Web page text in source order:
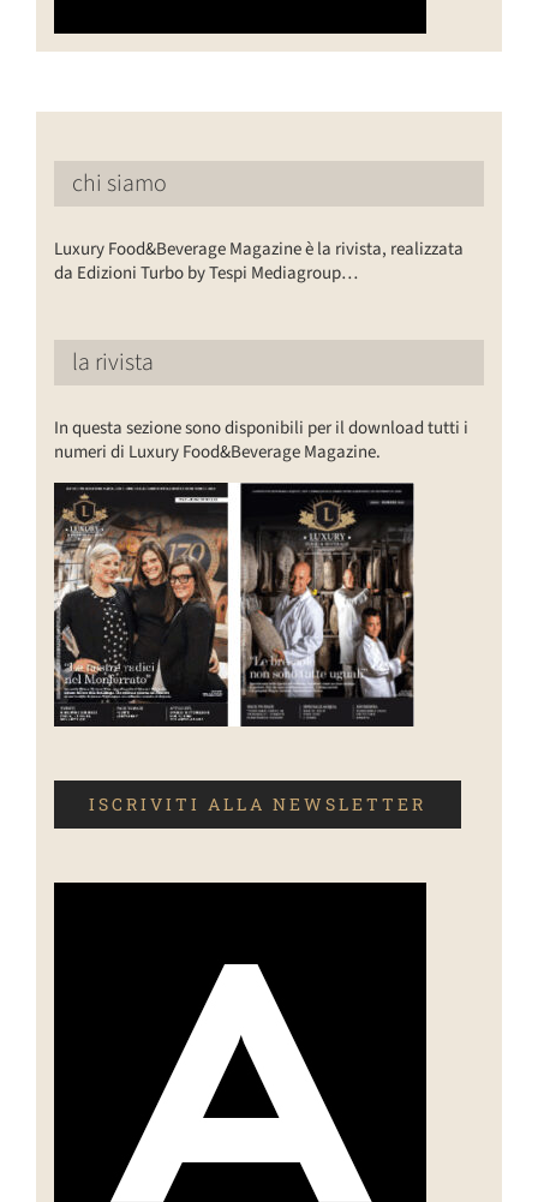
chi siamo
Luxury Food&Beverage Magazine è la rivista, realizzata
da Edizioni Turbo by Tespi Mediagroup…
la rivista
In questa sezione sono disponibili per il download tutti i
numeri di Luxury Food&Beverage Magazine.
ISCRIVITI ALLA NEWSLETTER